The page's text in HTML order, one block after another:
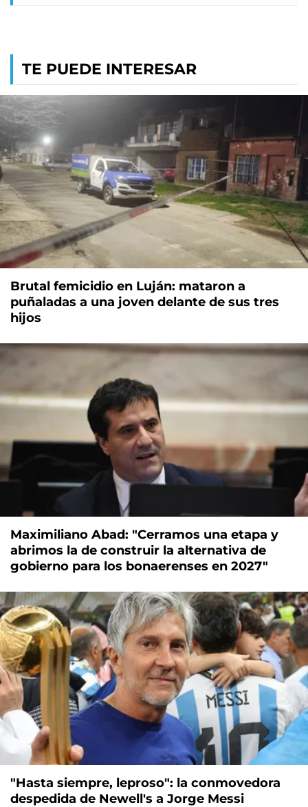
TE PUEDE INTERESAR
Brutal femicidio en Luján: mataron a
puñaladas a una joven delante de sus tres
hijos
Maximiliano Abad: "Cerramos una etapa y
abrimos la de construir la alternativa de
gobierno para los bonaerenses en 2027"
"Hasta siempre, leproso": la conmovedora
despedida de Newell's a Jorge Messi